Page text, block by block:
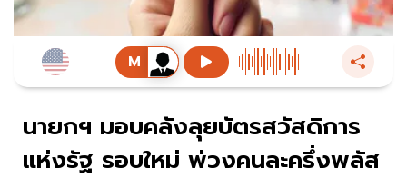
นายกฯ มอบคลังลุยบัตรสวัสดิการ
แห่งรัฐ รอบใหม่ พ่วงคนละครึ่งพลัส